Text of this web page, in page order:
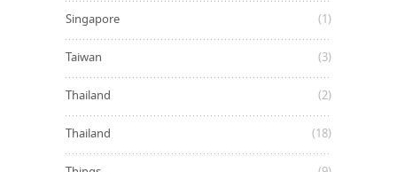
Singapore (1)
Taiwan (3)
Thailand (2)
Thailand (18)